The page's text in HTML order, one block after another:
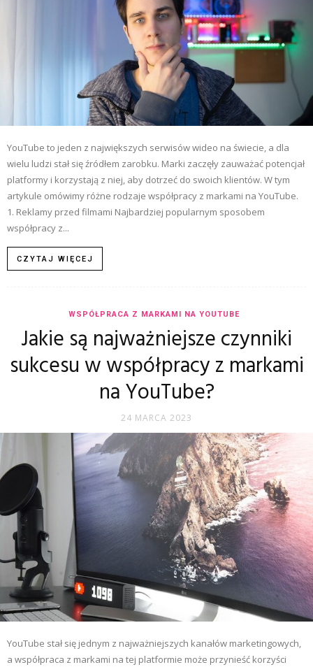
YouTube to jeden z największych serwisów wideo na świecie, a dla
wielu ludzi stał się źródłem zarobku. Marki zaczęły zauważać potencjał
platformy i korzystają z niej, aby dotrzeć do swoich klientów. W tym
artykule omówimy różne rodzaje współpracy z markami na YouTube.
1. Reklamy przed filmami Najbardziej popularnym sposobem
współpracy z...
CZYTAJ WIĘCEJ
WSPÓŁPRACA Z MARKAMI NA YOUTUBE
Jakie są najważniejsze czynniki
sukcesu w współpracy z markami
na YouTube?
24 MARCA 2023
YouTube stał się jednym z najważniejszych kanałów marketingowych,
a współpraca z markami na tej platformie może przynieść korzyści